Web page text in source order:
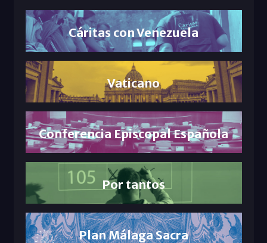
Cáritas con Venezuela
Vaticano
Conferencia Episcopal Española
Por tantos
Plan Málaga Sacra